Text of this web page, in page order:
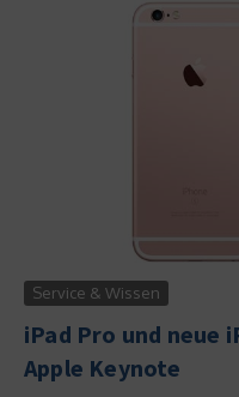
Service & Wissen
iPad Pro und neue
Apple Keynote